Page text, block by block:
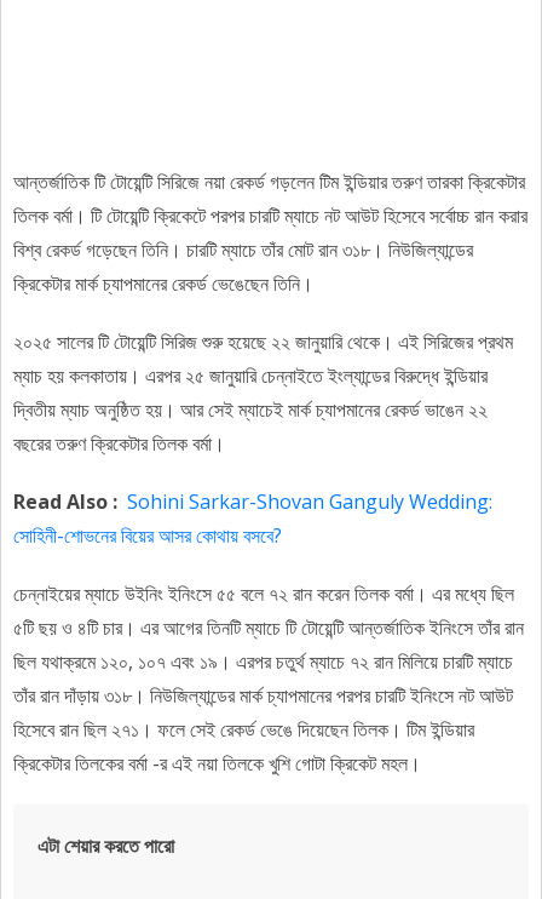
আন্তর্জাতিক টি টোয়েন্টি সিরিজে নয়া রেকর্ড গড়লেন টিম ইন্ডিয়ার তরুণ তারকা ক্রিকেটার
তিলক বর্মা। টি টোয়েন্টি ক্রিকেটে পরপর চারটি ম্যাচে নট আউট হিসেবে সর্বোচ্চ রান করার
বিশ্ব রেকর্ড গড়েছেন তিনি। চারটি ম্যাচে তাঁর মোট রান ৩১৮। নিউজিল্যান্ডের
ক্রিকেটার মার্ক চ্যাপমানের রেকর্ড ভেঙেছেন তিনি।
২০২৫ সালের টি টোয়েন্টি সিরিজ শুরু হয়েছে ২২ জানুয়ারি থেকে। এই সিরিজের প্রথম
ম্যাচ হয় কলকাতায়। এরপর ২৫ জানুয়ারি চেন্নাইতে ইংল্যান্ডের বিরুদ্ধে ইন্ডিয়ার
দ্বিতীয় ম্যাচ অনুষ্ঠিত হয়। আর সেই ম্যাচেই মার্ক চ্যাপমানের রেকর্ড ভাঙেন ২২
বছরের তরুণ ক্রিকেটার তিলক বর্মা।
Read Also : Sohini Sarkar-Shovan Ganguly Wedding:
সোহিনী-শোভনের বিয়ের আসর কোথায় বসবে?
চেন্নাইয়ের ম্যাচে উইনিং ইনিংসে ৫৫ বলে ৭২ রান করেন তিলক বর্মা। এর মধ্যে ছিল
৫টি ছয় ও ৪টি চার। এর আগের তিনটি ম্যাচে টি টোয়েন্টি আন্তর্জাতিক ইনিংসে তাঁর রান
ছিল যথাক্রমে ১২০, ১০৭ এবং ১৯। এরপর চতুর্থ ম্যাচে ৭২ রান মিলিয়ে চারটি ম্যাচে
তাঁর রান দাঁড়ায় ৩১৮। নিউজিল্যান্ডের মার্ক চ্যাপমানের পরপর চারটি ইনিংসে নট আউট
হিসেবে রান ছিল ২৭১। ফলে সেই রেকর্ড ভেঙে দিয়েছেন তিলক। টিম ইন্ডিয়ার
ক্রিকেটার তিলকের বর্মা -র এই নয়া তিলকে খুশি গোটা ক্রিকেট মহল।
এটা শেয়ার করতে পারো